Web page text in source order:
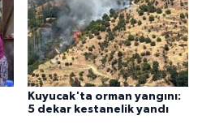
Kuyucak'ta orman yangını:
5 dekar kestanelik yandı